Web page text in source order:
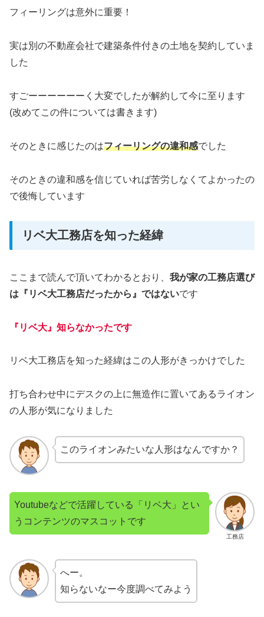
フィーリングは意外に重要！
実は別の不動産会社で建築条件付きの土地を契約していま
した
すごーーーーーーく大変でしたが解約して今に至ります
(改めてこの件については書きます)
そのときに感じたのはフィーリングの違和感でした
そのときの違和感を信じていれば苦労しなくてよかったの
で後悔しています
リベ大工務店を知った経緯
ここまで読んで頂いてわかるとおり、 我が家の工務店選び
は『リベ大工務店だったから 』 ではないです
『リベ大』知らなかったです
リベ大工務店を知った経緯はこの人形がきっかけでした
打ち合わせ中にデスクの上に無造作に置いてあるライオン
の人形が気になりました
このライオンみたいな人形はなんですか？
工務店
Youtubeなどで活躍している「リベ大」とい
うコンテンツのマスコットです
へー。
知らないなー今度調べてみよう